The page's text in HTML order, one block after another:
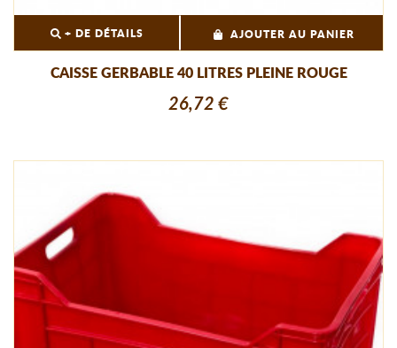
+ DE DÉTAILS AJOUTER AU PANIER
CAISSE GERBABLE 40 LITRES PLEINE ROUGE
26,72 €